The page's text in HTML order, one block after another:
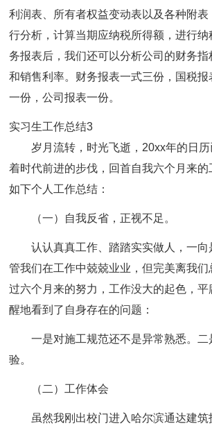
利润表、所有者权益变动表以及各种附
行分析，计算当期应纳税所得额，进行
务报表后，我们还可以分析公司的财务
和销售利率。财务报表一式三份，国税
一份，公司报表一份。
实习生工作总结3
岁月流转，时光飞逝，20xx年的日
着时代前进的步伐，回首自我六个月来的
如下个人工作总结：
（一）自我反省，正视不足。
认认真真工作、踏踏实实做人，一
管我们在工作中兢兢业业，但完美离我
过六个月来的努力，工作没大的起色，
醒地看到了自身存在的问题：
一是对施工规范还不是异常熟悉。
验。
（二）工作体会
虽然我刚出校门进入哈尔滨通达建筑